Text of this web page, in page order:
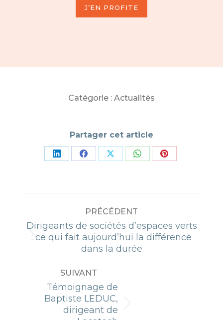
J’EN PROFITE
Catégorie : Actualités
Partager cet article
PartagerPartagerPartagerPartagerPartager
ARTICLE
PRÉCÉDENT
Article
précédent
Dirigeants de sociétés d’espaces verts
: ce qui fait aujourd’hui la différence
dans la durée
SUIVANT
Article
Témoignage de
Baptiste LEDUC,
dirigeant de